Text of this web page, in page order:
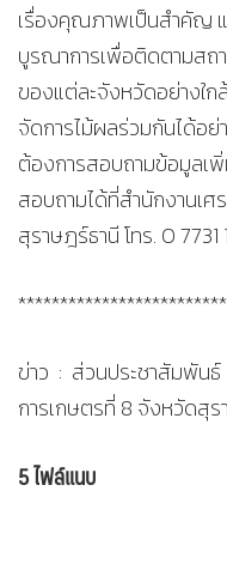
เรื่องคุณภาพเป็นสำคัญ แ
บูรณาการเพื่อติดตามส
ของแต่ละจังหวัดอย่างใ
จัดการไม้ผลร่วมกันได้อ
ต้องการสอบถามข้อมูลเ
สอบถามได้ที่สำนักงานเ
สุราษฎร์ธานี โทร. 0
ข่าว : ส่วนประชาสัมพัน
การเกษตรที่ 8 จังหวัดสุร
5 ไฟล์แนบ